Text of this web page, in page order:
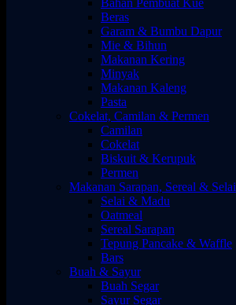
Bahan Pembuat Kue
Beras
Garam & Bumbu Dapur
Mie & Bihun
Makanan Kering
Minyak
Makanan Kaleng
Pasta
Cokelat, Camilan & Permen
Camilan
Cokelat
Biskuit & Kerupuk
Permen
Makanan Sarapan, Sereal & Selai
Selai & Madu
Oatmeal
Sereal Sarapan
Tepung Pancake & Waffle
Bars
Buah & Sayur
Buah Segar
Sayur Segar